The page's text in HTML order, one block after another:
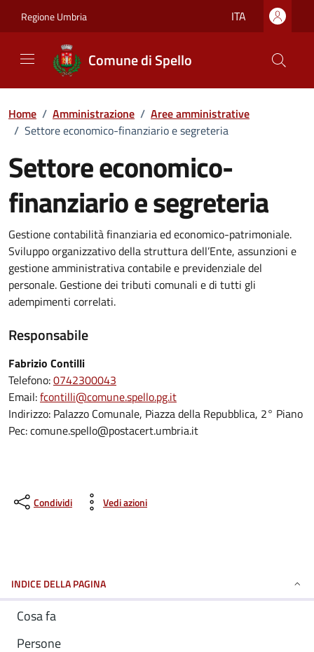
Regione Umbria ITA
Comune di Spello
Home / Amministrazione / Aree amministrative
/ Settore economico-finanziario e segreteria
Settore economico-
finanziario e segreteria
Gestione contabilità finanziaria ed economico-patrimoniale.
Sviluppo organizzativo della struttura dell’Ente, assunzioni e
gestione amministrativa contabile e previdenziale del
personale. Gestione dei tributi comunali e di tutti gli
adempimenti correlati.
Responsabile
Fabrizio Contilli
Telefono:0742300043
Email:fcontilli@comune.spello.pg.it
Indirizzo: Palazzo Comunale, Piazza della Repubblica, 2° Piano
Pec: comune.spello@postacert.umbria.it
Condividi Vedi azioni
INDICE DELLA PAGINA
Cosa fa
Persone